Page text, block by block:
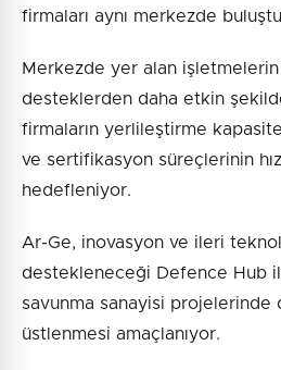
firmaları aynı merkezde
Merkezde yer alan
desteklerden daha etkin
firmaların yerlileştirme
ve sertifikasyon süreçlerinin
hedefleniyor.
Ar-Ge, inovasyon ve ileri
destekleneceği Defence Hub
savunma sanayisi projelerinde
üstlenmesi amaçlanıyor.